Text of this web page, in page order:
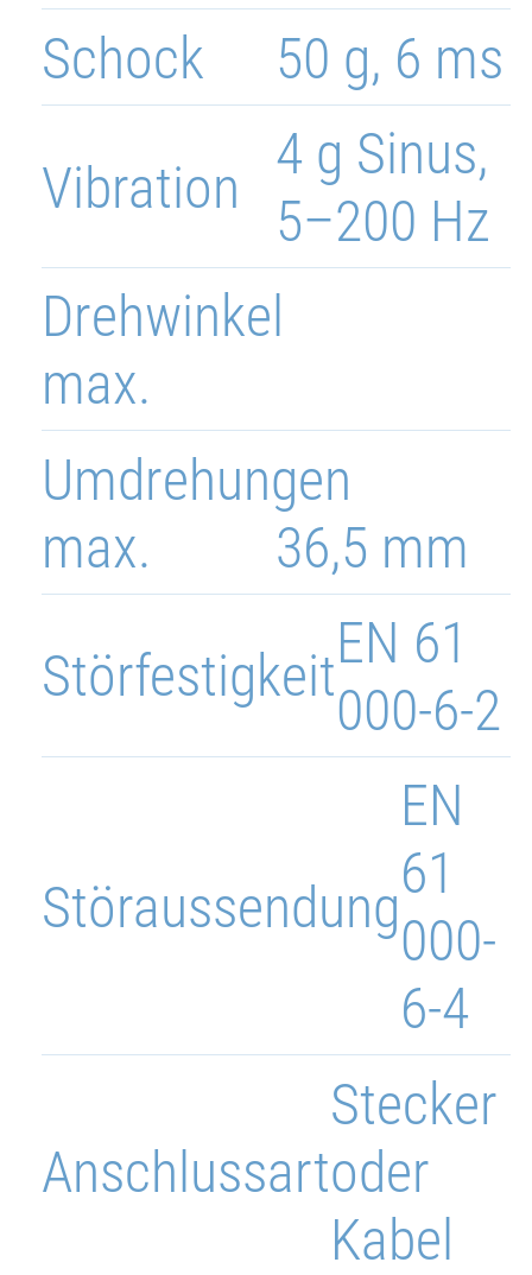
4 g Sinus,
5–200 Hz
Vibration
Drehwinkel
max.
50 g, 6 ms
Schock
36,5 mm
Umdrehungen
max.
EN 61
000-6-2
Störfestigkeit
EN
61
000-
6-4
Störaussendung
Stecker
oder
Kabel
Anschlussart